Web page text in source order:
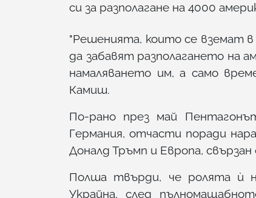
си за разполагане на 4000
"Решенията, които се вземат
да забавят разполагането на
намаляването им, а само
Камиш.
По-рано през май
Германия, отчасти поради
Доналд Тръмп и Европа,
Полша твърди, че ролята ѝ
Украйна, след